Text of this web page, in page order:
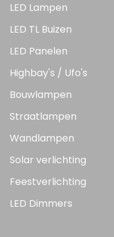
LED Lampen
LED TL Buizen
LED Panelen
Highbay's / Ufo's
Bouwlampen
Straatlampen
Wandlampen
Solar verlichting
Feestverlichting
LED Dimmers